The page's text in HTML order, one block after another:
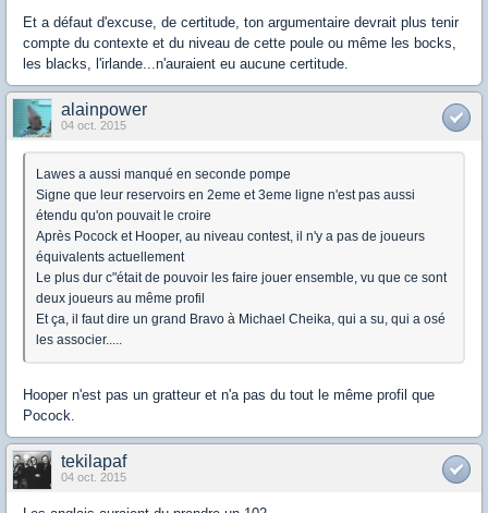
Et a défaut d'excuse, de certitude, ton argumentaire devrait plus tenir
compte du contexte et du niveau de cette poule ou même les bocks,
les blacks, l'irlande...n'auraient eu aucune certitude.
alainpower
04 oct. 2015
Lawes a aussi manqué en seconde pompe
Signe que leur reservoirs en 2eme et 3eme ligne n'est pas aussi
étendu qu'on pouvait le croire
Après Pocock et Hooper, au niveau contest, il n'y a pas de joueurs
équivalents actuellement
Le plus dur c"était de pouvoir les faire jouer ensemble, vu que ce sont
deux joueurs au même profil
Et ça, il faut dire un grand Bravo à Michael Cheika, qui a su, qui a osé
les associer.....
Hooper n'est pas un gratteur et n'a pas du tout le même profil que
Pocock.
tekilapaf
04 oct. 2015